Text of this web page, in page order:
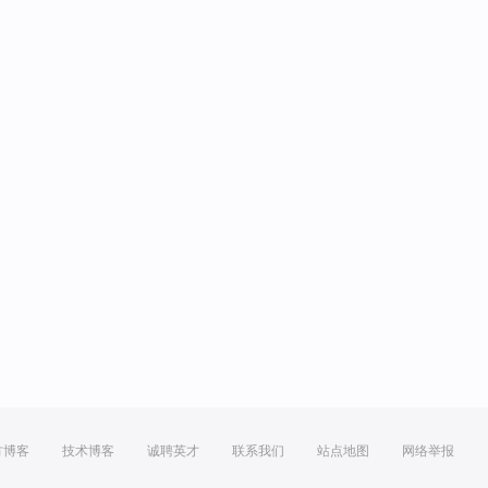
博客 技术博客 诚聘英才 联系我们 站点地图 网络举报